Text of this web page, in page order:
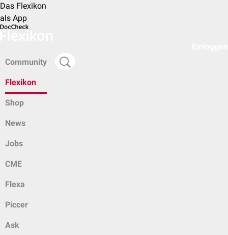
Das Flexikon
als App
Community
Flexikon
Shop
News
Jobs
CME
Flexa
Piccer
Ask